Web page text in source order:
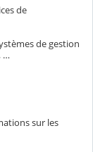
de
de gestion
…
sur les